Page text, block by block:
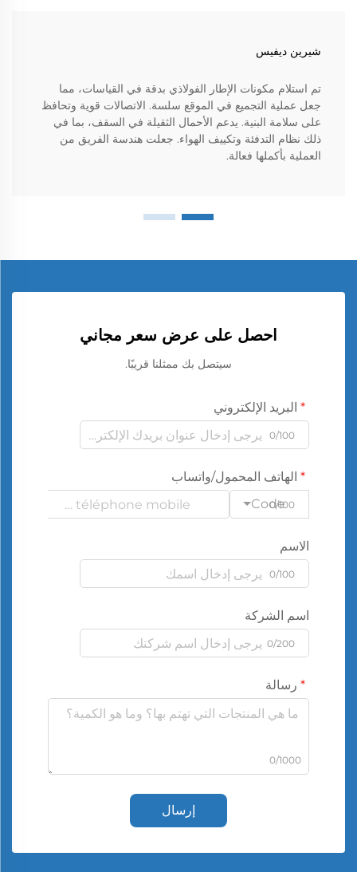
شيرين ديفيس
تم استلام مكونات الإطار الفولاذي بدقة في القياسات، مما
جعل عملية التجميع في الموقع سلسة. الاتصالات قوية وتحافظ
على سلامة البنية. يدعم الأحمال الثقيلة في السقف، بما في
ذلك نظام التدفئة وتكييف الهواء. جعلت هندسة الفريق من
العملية بأكملها فعالة.
احصل على عرض سعر مجاني
سيتصل بك ممثلنا قريبًا.
البريد الإلكتروني
0/100
الهاتف المحمول/واتساب
Code
0/100
الاسم
0/100
اسم الشركة
0/200
رسالة
0/1000
إرسال